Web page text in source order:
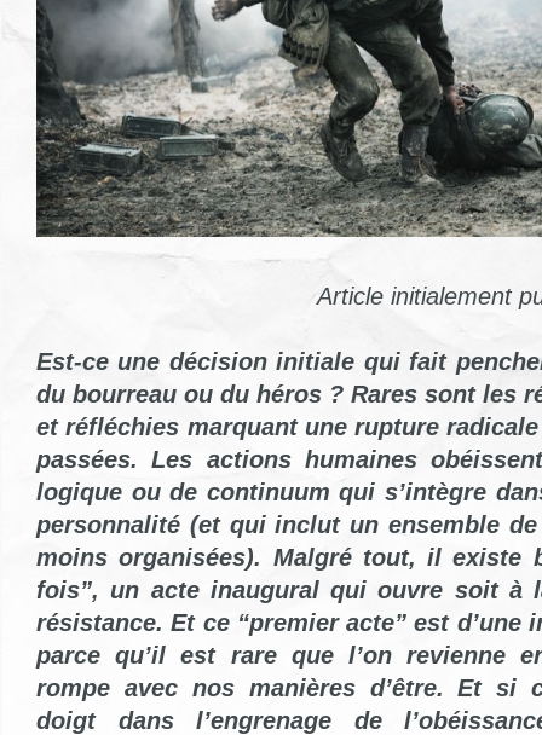
Article initialement
Est-ce une décision initiale qui fait
du bourreau ou du héros ? Rares sont les
et réfléchies marquant une rupture
passées. Les actions humaines
logique ou de continuum qui s’intègre
personnalité (et qui inclut un ensemble
moins organisées). Malgré tout, il existe
fois”, un acte inaugural qui ouvre soit à
résistance. Et ce “premier acte” est d’une
parce qu’il est rare que l’on revienne
rompe avec nos manières d’être. Et si
doigt dans l’engrenage de